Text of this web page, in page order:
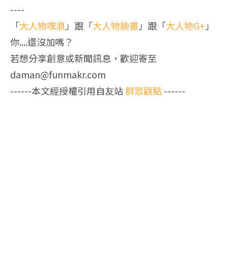
----
「大人物噗浪」跟「大人物臉書」跟「大人物G+」
你....還沒加嗎？
若想分享創意或新聞訊息，歡迎寄至
daman@funmakr.com
------本文經授權引用自友站群眾觀點 ------